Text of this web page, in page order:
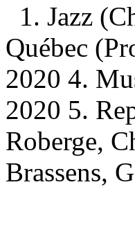
1. Jazz
Québec
2020 4.
2020 5.
Roberge,
Brassens,